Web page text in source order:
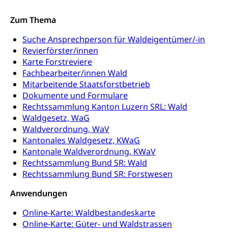
Zum Thema
Suche Ansprechperson für Waldeigentümer/-in
Revierförster/innen
Karte Forstreviere
Fachbearbeiter/innen Wald
Mitarbeitende Staatsforstbetrieb
Dokumente und Formulare
Rechtssammlung Kanton Luzern SRL: Wald
Waldgesetz, WaG
Waldverordnung, WaV
Kantonales Waldgesetz, KWaG
Kantonale Waldverordnung, KWaV
Rechtssammlung Bund SR: Wald
Rechtssammlung Bund SR: Forstwesen
Anwendungen
Online-Karte: Waldbestandeskarte
Online-Karte: Güter- und Waldstrassen
Finanzausgleich, Einkommenssteuer, Kopfsteuer,
Personalsteuer, Haushaltssteuer, Vermögenssteuer,
Verrechnungssteuer, Quellensteuer,
Grundstückgewinnsteuer, Liegenschaftssteuer,
Handänderungssteuer, Grundsteuer, Kirchensteuer,
Gewerbesteuer, Vergnügungssteuer,
Reklameplakatsteuer, Verkehrssteuer,
Erbschaftssteuer, Schenkungssteuer, Gewinn- und
Kapitalsteuer
Steuern (Dienststelle)
Ombudsstellen
Vermittler, Vermittlungsstelle, Schlichtungsstelle,
Vermittlung, Schlichtung, Mediation
Umgang mit Beschwerden (Volksschulen)
Beschwerde Strassenverkehrsamt
Beschwerdestelle Spitäler
Rassismus
Diskriminierung, Fremdenfeindlichkeit,
Gleichberechtigung